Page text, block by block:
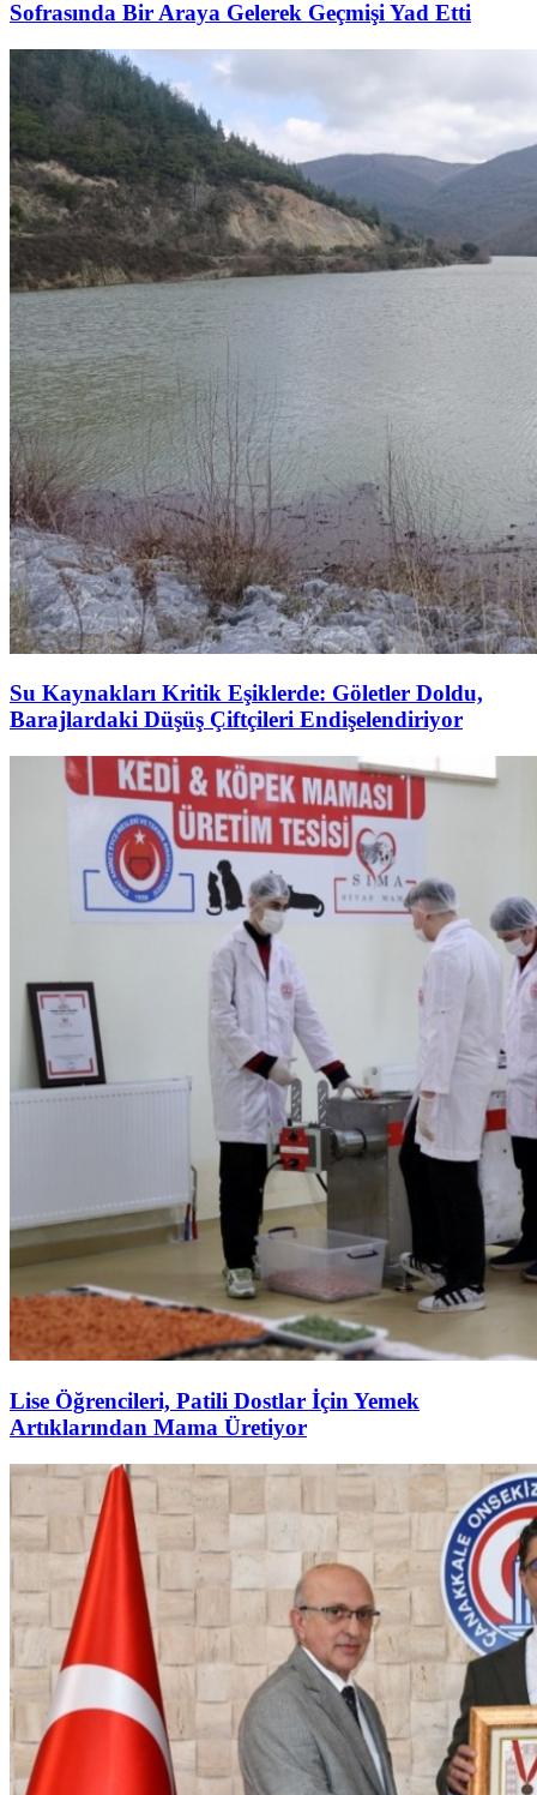
Sofrasında Bir Araya Gelerek Geçmişi Yad Etti
Su Kaynakları Kritik Eşiklerde: Göletler Doldu,
Barajlardaki Düşüş Çiftçileri Endişelendiriyor
Lise Öğrencileri, Patili Dostlar İçin Yemek
Artıklarından Mama Üretiyor